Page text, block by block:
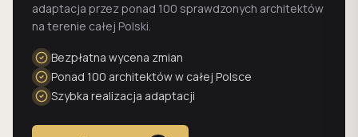
adaptacja przez ponad 100 sprawdzonych architektów
na terenie całej Polski.
Bezpłatna wycena zmian
Ponad 100 architektów w całej Polsce
Szybka realizacja adaptacji